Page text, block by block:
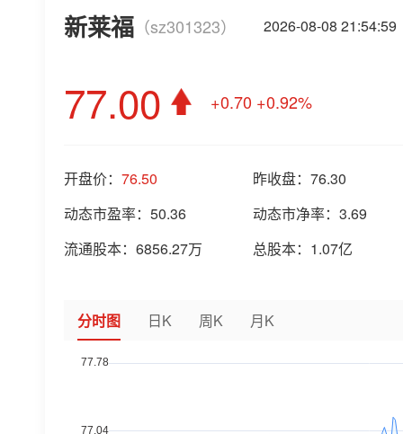
新莱福 （sz301323） 2026-08-08 21:54:59
77.00 +0.70 +0.92%
开盘价： 76.50 昨收盘： 76.30
动态市盈率： 50.36 动态市净率： 3.69
流通股本： 6856.27万 总股本： 1.07亿
分时图 日K 周K 月K